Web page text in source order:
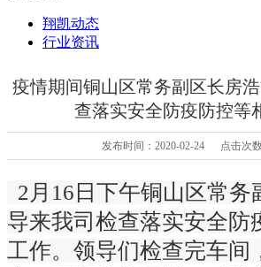
翔凯动态
行业资讯
疫情期间铜山区常务副区长房
查落实安全防疫防控等
发布时间：2020-02-24 点击次
2月16日下午铜山区常务
导来我司检查落实安全防
工作。领导们检查完车间